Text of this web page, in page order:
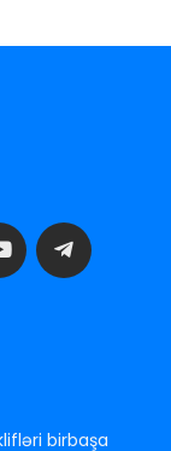
birbaşa